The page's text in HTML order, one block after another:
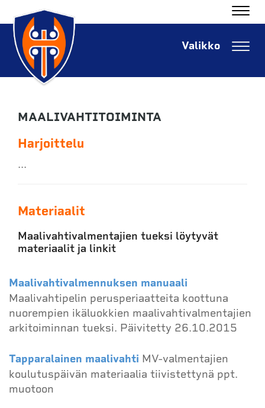
MAALIVAHTITOIMINTA
Harjoittelu
...
Materiaalit
Maalivahtivalmentajien tueksi löytyvät
materiaalit ja linkit
Maalivahtivalmennuksen manuaali
Maalivahtipelin perusperiaatteita koottuna
nuorempien ikäluokkien maalivahtivalmentajien
arkitoiminnan tueksi. Päivitetty 26.10.2015
Tapparalainen maalivahti MV-valmentajien
koulutuspäivän materiaalia tiivistettynä ppt.
muotoon